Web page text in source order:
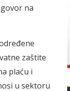
na
zaštite
plaću i
u sektoru